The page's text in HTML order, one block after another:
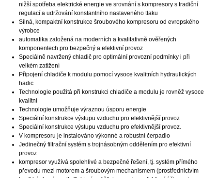
nižší spotřeba elektrické energie ve srovnání s kompresory s tradiční
regulací a udržování konstantního nastaveného tlaku
Silná, kompaktní konstrukce šroubového kompresoru od evropského
výrobce
automatika založená na moderních a kvalitativně ověřených
komponentech pro bezpečný a efektivní provoz
Speciálně navržený chladič pro optimální provozní podmínky i při
velkém zatížení
Připojení chladiče k modulu pomocí vysoce kvalitních hydraulických
hadic
Technologie použitá při konstrukci chladiče a modulu je rovněž vysoce
kvalitní
Technologie umožňuje výraznou úsporu energie
Speciální konstrukce výstupu vzduchu pro efektivnější provoz
Speciální konstrukce výstupu vzduchu pro efektivnější provoz.
V kompresoru je instalováno výkonné a robustní čerpadlo
Jedinečný filtrační systém s trojnásobným oddělením pro efektivní
provoz
kompresor využívá spolehlivé a bezpečné řešení, tj. systém přímého
převodu mezi motorem a šroubovým mechanismem (prostřednictvím